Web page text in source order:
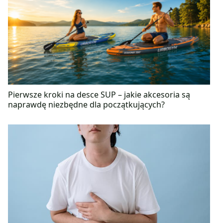
zdrowym żywieniem.
Pierwsze kroki na desce SUP – jakie akcesoria są
naprawdę niezbędne dla początkujących?